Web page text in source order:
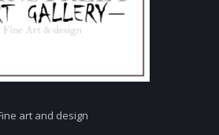
art and design